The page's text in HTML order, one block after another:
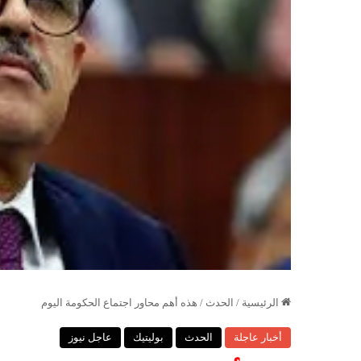
الرئيسية / الحدث / هذه أهم محاور اجتماع الحكومة اليوم
أخبار عاجلة الحدث بوليتيك عاجل نيوز